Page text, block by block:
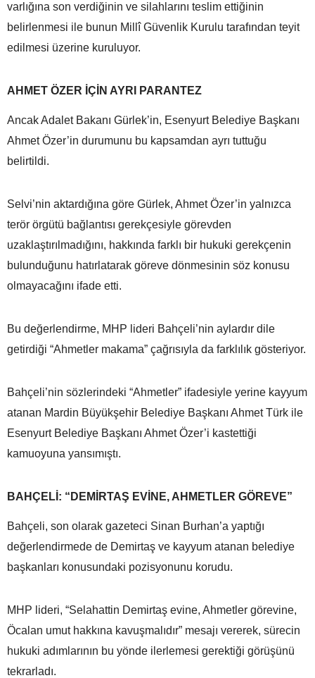
varlığına son verdiğinin ve silahlarını teslim ettiğinin
belirlenmesi ile bunun Millî Güvenlik Kurulu tarafından teyit
edilmesi üzerine kuruluyor.
AHMET ÖZER İÇİN AYRI PARANTEZ
Ancak Adalet Bakanı Gürlek’in, Esenyurt Belediye Başkanı
Ahmet Özer’in durumunu bu kapsamdan ayrı tuttuğu
belirtildi.
Selvi’nin aktardığına göre Gürlek, Ahmet Özer’in yalnızca
terör örgütü bağlantısı gerekçesiyle görevden
uzaklaştırılmadığını, hakkında farklı bir hukuki gerekçenin
bulunduğunu hatırlatarak göreve dönmesinin söz konusu
olmayacağını ifade etti.
Bu değerlendirme, MHP lideri Bahçeli’nin aylardır dile
getirdiği “Ahmetler makama” çağrısıyla da farklılık gösteriyor.
Bahçeli’nin sözlerindeki “Ahmetler” ifadesiyle yerine kayyum
atanan Mardin Büyükşehir Belediye Başkanı Ahmet Türk ile
Esenyurt Belediye Başkanı Ahmet Özer’i kastettiği
kamuoyuna yansımıştı.
BAHÇELİ: “DEMİRTAŞ EVİNE, AHMETLER GÖREVE”
Bahçeli, son olarak gazeteci Sinan Burhan’a yaptığı
değerlendirmede de Demirtaş ve kayyum atanan belediye
başkanları konusundaki pozisyonunu korudu.
MHP lideri, “Selahattin Demirtaş evine, Ahmetler görevine,
Öcalan umut hakkına kavuşmalıdır” mesajı vererek, sürecin
hukuki adımlarının bu yönde ilerlemesi gerektiği görüşünü
tekrarladı.